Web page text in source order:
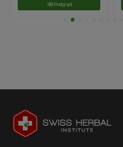
Podgląd